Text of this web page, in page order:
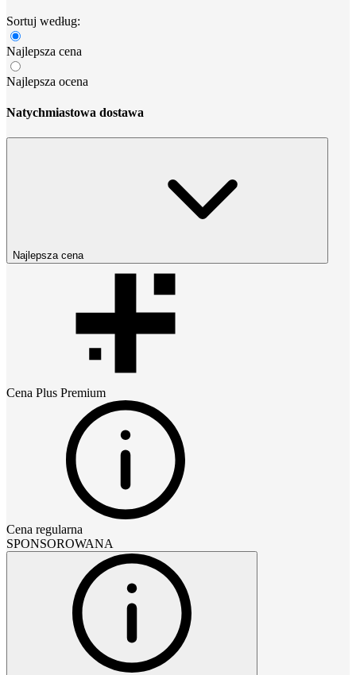
Sortuj według:
Najlepsza cena
Najlepsza ocena
Natychmiastowa dostawa
Najlepsza cena
Cena Plus Premium
Cena regularna
SPONSOROWANA